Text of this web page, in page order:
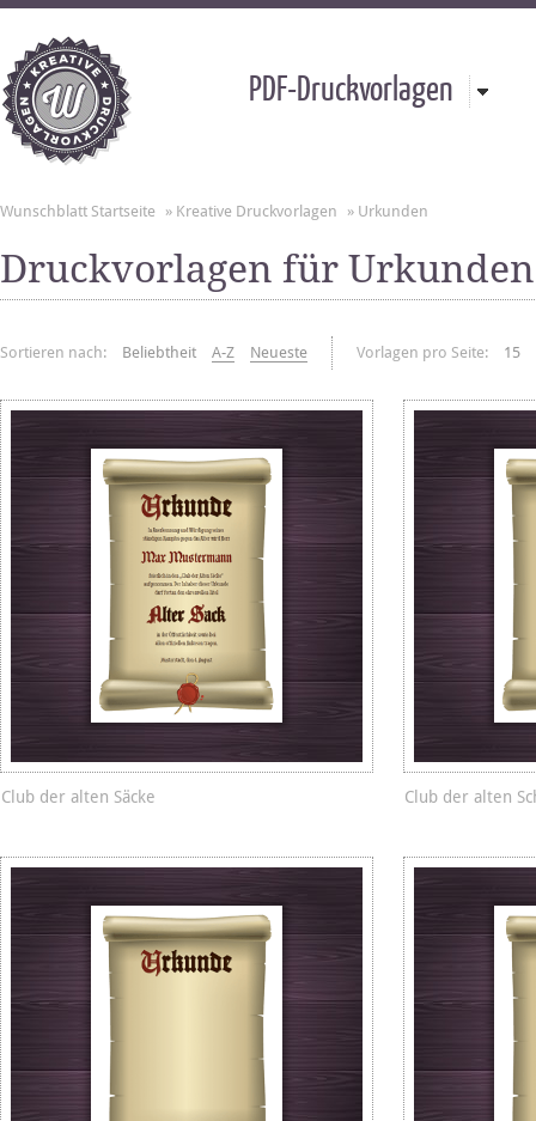
PDF-Druckvorlagen
Wunschblatt Startseite » Kreative Druckvorlagen » Urkunden
Druckvorlagen für Urkunden
Sortieren nach: Beliebtheit A-Z Neueste Vorlagen pro Seite: 15
Club der alten Säcke Club der alten